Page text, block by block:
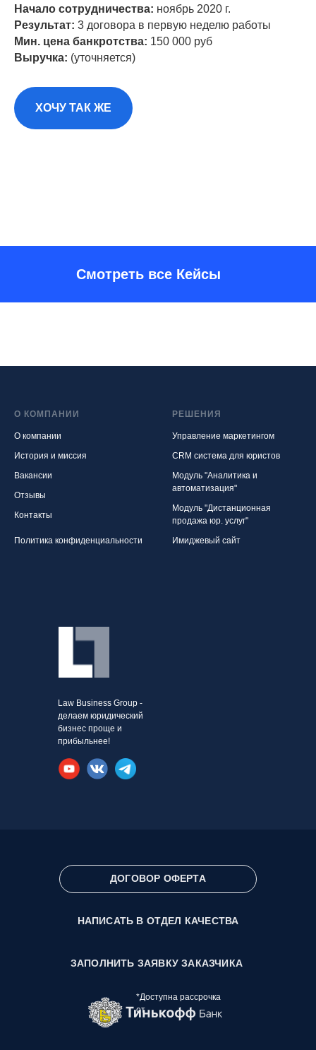
Начало сотрудничества: ноябрь 2020 г.
Результат: 3 договора в первую неделю работы
Мин. цена банкротства: 150 000 руб
Выручка: (уточняется)
ХОЧУ ТАК ЖЕ
Смотреть все Кейсы
О КОМПАНИИ
О компании
История и миссия
Вакансии
Отзывы
Контакты
Политика конфиденциальности
РЕШЕНИЯ
Управление маркетингом
CRM система для юристов
Модуль "Аналитика и
автоматизация"
Модуль "Дистанционная
продажа юр. услуг"
Имиджевый сайт
Law Business Group -
делаем юридический
бизнес проще и
прибыльнее!
НАПИСАТЬ В ОТДЕЛ КАЧЕСТВА
ЗАПОЛНИТЬ ЗАЯВКУ ЗАКАЗЧИКА
ДОГОВОР ОФЕРТА
*Доступна рассрочка
от